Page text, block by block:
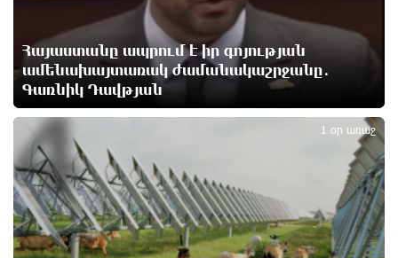
«Ինտեր»-ը հաղթեց «Յուվենտուս»-ին
1 օր առաջ
Քրեական վարույթի շրջանակում անձի անձնական
և ընտանեկան կյանքին առնչվող տվյալների
անհարկի հրապարակումն անթույլատրելի է. ՄԻՊ
1 օր առաջ
Հայաստանը ապրում է իր գոյության
ամենախայտառակ ժամանակաշրջանը․
Գառնիկ Դավթյան
1 օր առաջ
4